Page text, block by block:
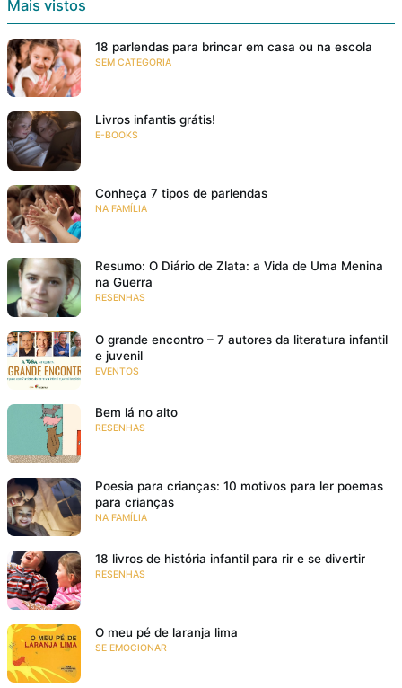
Mais vistos
18 parlendas para brincar em casa ou na escola
SEM CATEGORIA
Livros infantis grátis!
E-BOOKS
Conheça 7 tipos de parlendas
NA FAMÍLIA
Resumo: O Diário de Zlata: a Vida de Uma Menina
na Guerra
RESENHAS
O grande encontro – 7 autores da literatura infantil
e juvenil
EVENTOS
Bem lá no alto
RESENHAS
Poesia para crianças: 10 motivos para ler poemas
para crianças
NA FAMÍLIA
18 livros de história infantil para rir e se divertir
RESENHAS
O meu pé de laranja lima
SE EMOCIONAR